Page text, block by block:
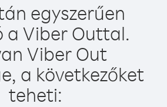
egyszerűen
a Viber Outtal.
Viber Out
a következőket
teheti: